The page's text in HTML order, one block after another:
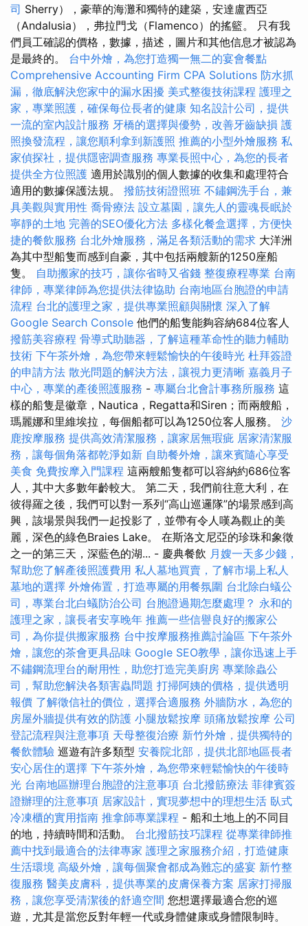
司 Sherry），豪華的海灘和獨特的建築，安達盧西亞
（Andalusia），弗拉門戈（Flamenco）的搖籃。 只有我
們員工確認的價格，數據，描述，圖片和其他信息才被認為
是最終的。 台中外燴，為您打造獨一無二的宴會餐點
Comprehensive Accounting Firm CPA Solutions 防水抓
漏，徹底解決您家中的漏水困擾 美式整復技術課程 護理之
家，專業照護，確保每位長者的健康 知名設計公司，提供
一流的室內設計服務 牙橋的選擇與優勢，改善牙齒缺損 護
照換發流程，讓您順利拿到新護照 推薦的小型外燴服務 私
家偵探社，提供隱密調查服務 專業長照中心，為您的長者
提供全方位照護 適用於識別的個人數據的收集和處理符合
適用的數據保護法規。 撥筋技術證照班 不鏽鋼洗手台，兼
具美觀與實用性 喬骨療法 設立墓園，讓先人的靈魂長眠於
寧靜的土地 完善的SEO優化方法 多樣化餐盒選擇，方便快
捷的餐飲服務 台北外燴服務，滿足各類活動的需求 大洋洲
為其中型船隻而感到自豪，其中包括兩艘新的1250座船
隻。 自助搬家的技巧，讓你省時又省錢 整復療程專業 台南
律師，專業律師為您提供法律協助 台南地區台胞證的申請
流程 台北的護理之家，提供專業照顧與關懷 深入了解
Google Search Console 他們的船隻能夠容納684位客人
撥筋美容療程 骨導式助聽器，了解這種革命性的聽力輔助
技術 下午茶外燴，為您帶來輕鬆愉快的午後時光 杜拜簽證
的申請方法 散光問題的解決方法，讓視力更清晰 嘉義月子
中心，專業的產後照護服務 - 專屬台北會計事務所服務 這
樣的船隻是徽章，Nautica，Regatta和Siren；而兩艘船，
瑪麗娜和里維埃拉，每個船都可以為1250位客人服務。 沙
鹿按摩服務 提供高效清潔服務，讓家居無瑕疵 居家清潔服
務，讓每個角落都乾淨如新 自助餐外燴，讓來賓隨心享受
美食 免費按摩入門課程 這兩艘船隻都可以容納約686位客
人，其中大多數年齡較大。 第二天，我們前往意大利，在
彼得羅之後，我們可以對一系列“高山巡邏隊”的場景感到高
興，該場景與我們一起投影了，並帶有令人嘆為觀止的美
麗，深色的綠色Braies Lake。 在斯洛文尼亞的珍珠和象徵
之一的第三天，深藍色的湖... - 慶典餐飲 月嫂一天多少錢，
幫助您了解產後照護費用 私人墓地買賣，了解市場上私人
墓地的選擇 外燴佈置，打造專屬的用餐氛圍 台北除白蟻公
司，專業台北白蟻防治公司 台胞證過期怎麼處理？ 永和的
護理之家，讓長者安享晚年 推薦一些信譽良好的搬家公
司，為你提供搬家服務 台中按摩服務推薦討論區 下午茶外
燴，讓您的茶會更具品味 Google SEO教學，讓你迅速上手
不鏽鋼流理台的耐用性，助您打造完美廚房 專業除蟲公
司，幫助您解決各類害蟲問題 打掃阿姨的價格，提供透明
報價 了解徵信社的價位，選擇合適服務 外牆防水，為您的
房屋外牆提供有效的防護 小腿放鬆按摩 頭痛放鬆按摩 公司
登記流程與注意事項 天母整復治療 新竹外燴，提供獨特的
餐飲體驗 巡遊有許多類型 安養院北部，提供北部地區長者
安心居住的選擇 下午茶外燴，為您帶來輕鬆愉快的午後時
光 台南地區辦理台胞證的注意事項 台北撥筋療法 菲律賓簽
證辦理的注意事項 居家設計，實現夢想中的理想生活 臥式
冷凍櫃的實用指南 推拿師專業課程 - 船和土地上的不同目
的地，持續時間和活動。 台北撥筋技巧課程 從專業律師推
薦中找到最適合的法律專家 護理之家服務介紹，打造健康
生活環境 高級外燴，讓每個聚會都成為難忘的盛宴 新竹整
復服務 醫美皮膚科，提供專業的皮膚保養方案 居家打掃服
務，讓您享受清潔後的舒適空間 您想選擇最適合您的巡
遊，尤其是當您反對年輕一代或身體健康或身體限制時。